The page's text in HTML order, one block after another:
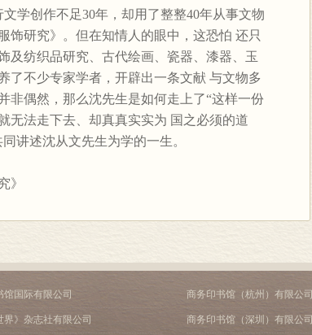
学创作不足30年，却用了整整40年从事文物
饰研究》。但在知情人的眼中，这恐怕 还只
及纺织品研究、古代绘画、瓷器、漆器、玉
了不少专家学者，开辟出一条文献 与文物多
非偶然，那么沈先生是如何走上了“这样一份
无法走下去、却真真实实为 国之必须的道
讲述沈从文先生为学的一生。
》
馆国际有限公司
界》杂志社有限公司
商务印书馆（杭州）有限公司
商务印书馆（深圳）有限公司